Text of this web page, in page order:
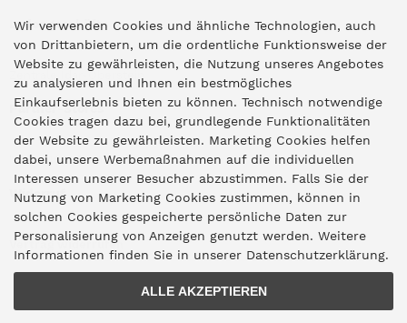
Ladengeschäfte
Zentrale Idar-Oberstein
Partner-Stores
"Deko 409" Bernkastel-Kues
Widerruf
Vertrag widerrufen
Wir verwenden Cookies und ähnliche Technologien, auch
von Drittanbietern, um die ordentliche Funktionsweise der
Website zu gewährleisten, die Nutzung unseres Angebotes
zu analysieren und Ihnen ein bestmögliches
Einkaufserlebnis bieten zu können. Technisch notwendige
Cookies tragen dazu bei, grundlegende Funktionalitäten
der Website zu gewährleisten. Marketing Cookies helfen
dabei, unsere Werbemaßnahmen auf die individuellen
Interessen unserer Besucher abzustimmen. Falls Sie der
Nutzung von Marketing Cookies zustimmen, können in
solchen Cookies gespeicherte persönliche Daten zur
Personalisierung von Anzeigen genutzt werden. Weitere
Informationen finden Sie in unserer Datenschutzerklärung.
ALLE AKZEPTIEREN